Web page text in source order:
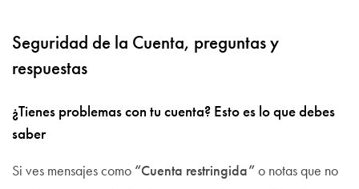
Seguridad de la Cuenta, preguntas y
respuestas
¿Tienes problemas con tu cuenta? Esto es lo que debes
saber
Si ves mensajes como “Cuenta restringida” o notas que no